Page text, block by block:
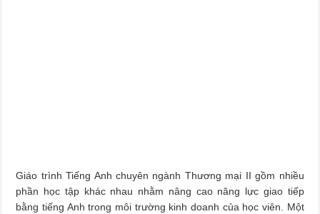
Giáo trình Tiếng Anh chuyên ngành Thương mại II gồm nhiều
phần học tập khác nhau nhằm nâng cao năng lực giao tiếp
bằng tiếng Anh trong môi trường kinh doanh của học viên. Một